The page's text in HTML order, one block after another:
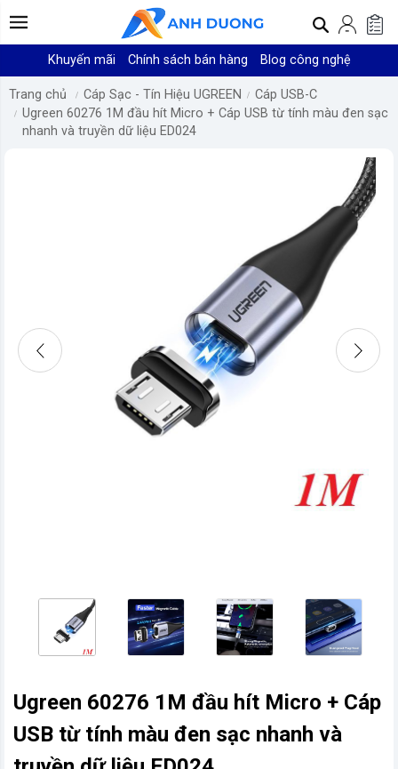
Khuyến mãi Chính sách bán hàng Blog công nghệ
Trang chủ Cáp Sạc - Tín Hiệu UGREEN
Cáp USB-C
Ugreen 60276 1M đầu hít Micro + Cáp USB từ tính màu đen sạc
nhanh và truyền dữ liệu ED024
Ugreen 60276 1M đầu hít Micro + Cáp
USB từ tính màu đen sạc nhanh và